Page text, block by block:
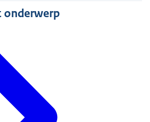
onderwerp